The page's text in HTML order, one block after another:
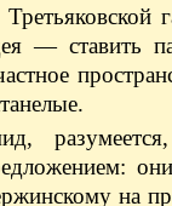
— ставить
на